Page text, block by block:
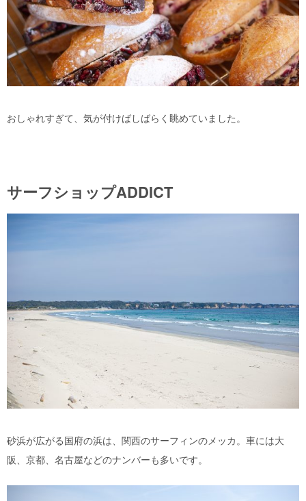
おしゃれすぎて、気が付けばしばらく眺めていました。
サーフショップADDICT
砂浜が広がる国府の浜は、関西のサーフィンのメッカ。車には大
阪、京都、名古屋などのナンバーも多いです。